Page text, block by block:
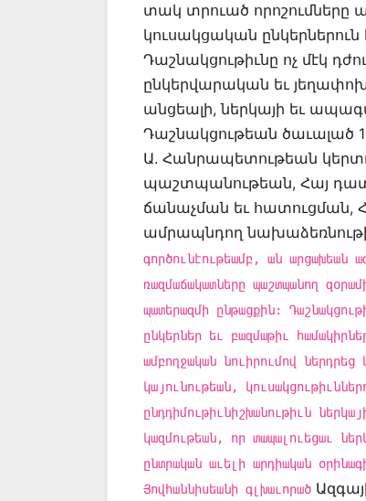
տակ տրուած որոշումները
կուսակցական
Դաշնակցութիւնը ոչ մէկ
ընկերվարական եւ
անցեալի, ներկայի եւ
Դաշնակցութեան ծաւալած
Ա. Հանրապետութեան
պաշտպանութեան, Հայ
ճանաչման եւ
ամրապնդող
գործունէութեամբ, ան արցախեան
ռազմաճակատները պաշտպանող
պատերազմի ընթացքին:
ընկերներ եւ բազմաթիւ
ամբողջական նուիրումով ներդրեց
կայունութեան,
ընդդիմութիւնիշխանութիւն
կազմութեան, որ տապալուեցաւ
ընտրական աւելի արդիական
Յովհաննիսեանի գլխաւորած